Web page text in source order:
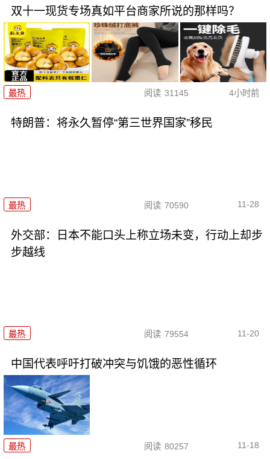
双十一现货专场真如平台商家所说的那样吗？
最热 阅读 31145 4小时前
特朗普：将永久暂停“第三世界国家”移民
最热 阅读 70590 11-28
外交部：日本不能口头上称立场未变，行动上却步
步越线
最热 阅读 79554 11-20
中国代表呼吁打破冲突与饥饿的恶性循环
最热 阅读 80257 11-18